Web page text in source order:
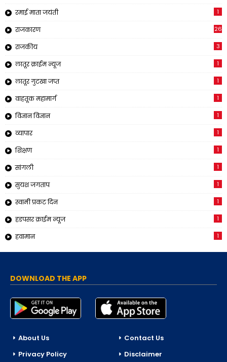
रमाई माता जयंती 1
राजकारण 26
राजकीय 3
लातूर क्राईम न्यूज 1
लातूर गुटखा जप्त 1
वाहतूक महामार्ग 1
विज्ञान विज्ञान 1
व्यापार 1
शिक्षण 1
सांगली 1
सुयश जगताप 1
स्वामी प्रकट दिन 1
हडपसर क्राईम न्यूज 1
हवामान 1
DOWNLOAD THE APP
About Us
Contact Us
Privacy Policy
Disclaimer